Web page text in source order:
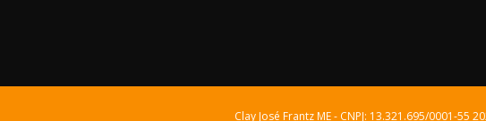
Clay José Frantz ME - CNPJ: 13.321.695/0001-